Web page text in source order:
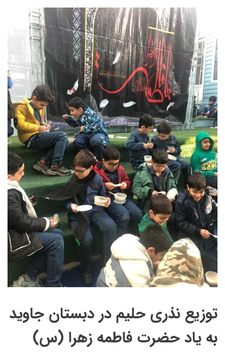
توزیع نذری حلیم در دبستان جاوید
به یاد حضرت فاطمه زهرا (س)